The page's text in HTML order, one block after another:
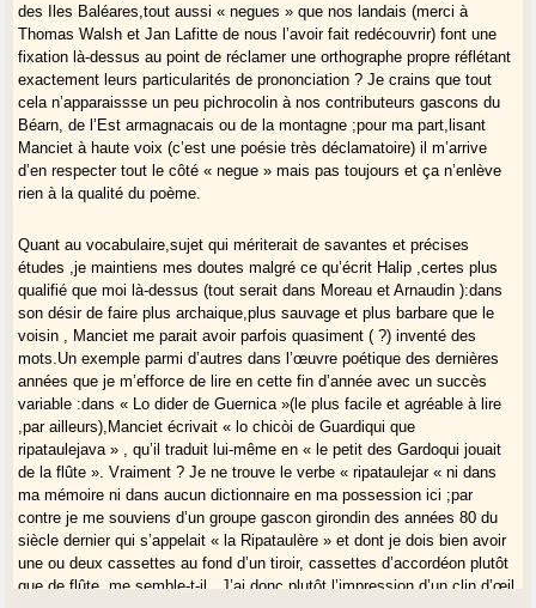
des Iles Baléares,tout aussi « negues » que nos landais (merci à
Thomas Walsh et Jan Lafitte de nous l’avoir fait redécouvrir) font une
fixation là-dessus au point de réclamer une orthographe propre réflétant
exactement leurs particularités de prononciation ? Je crains que tout
cela n’apparaissse un peu pichrocolin à nos contributeurs gascons du
Béarn, de l’Est armagnacais ou de la montagne ;pour ma part,lisant
Manciet à haute voix (c’est une poésie très déclamatoire) il m’arrive
d’en respecter tout le côté « negue » mais pas toujours et ça n’enlève
rien à la qualité du poème.
Quant au vocabulaire,sujet qui mériterait de savantes et précises
études ,je maintiens mes doutes malgré ce qu’écrit Halip ,certes plus
qualifié que moi là-dessus (tout serait dans Moreau et Arnaudin ):dans
son désir de faire plus archaique,plus sauvage et plus barbare que le
voisin , Manciet me parait avoir parfois quasiment ( ?) inventé des
mots.Un exemple parmi d’autres dans l’œuvre poétique des dernières
années que je m’efforce de lire en cette fin d’année avec un succès
variable :dans « Lo dider de Guernica »(le plus facile et agréable à lire
,par ailleurs),Manciet écrivait « lo chicòi de Guardiqui que
ripataulejava » , qu’il traduit lui-même en « le petit des Gardoqui jouait
de la flûte ». Vraiment ? Je ne trouve le verbe « ripataulejar « ni dans
ma mémoire ni dans aucun dictionnaire en ma possession ici ;par
contre je me souviens d’un groupe gascon girondin des années 80 du
siècle dernier qui s’appelait « la Ripataulère » et dont je dois bien avoir
une ou deux cassettes au fond d’un tiroir, cassettes d’accordéon plutôt
que de flûte ,me semble-t-il . J’ai donc plutôt l’impression d’un clin d’œil